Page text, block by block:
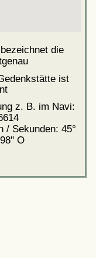
bezeichnet die
ist
z. B. im Navi:
/ Sekunden: 45°
O